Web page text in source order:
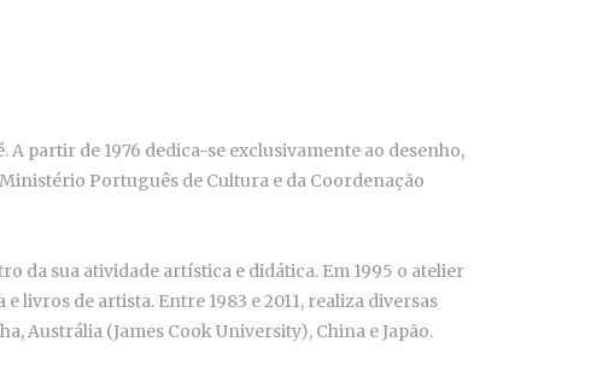
A partir de 1976 dedica-se exclusivamente ao desenho,
Português de Cultura e da Coordenação
da sua atividade artística e didática. Em 1995 o atelier
livros de artista. Entre 1983 e 2011, realiza diversas
Austrália (James Cook University), China e Japão.